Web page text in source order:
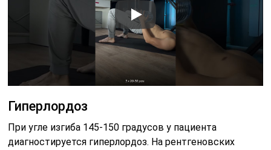
Гиперлордоз
При угле изгиба 145-150 градусов у пациента
диагностируется гиперлордоз. На рентгеновских